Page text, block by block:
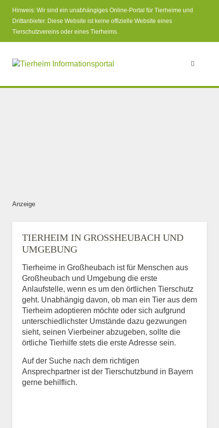
Hinweis: Wir sind ein unabhängiges Online-Portal für Tierheime und
Drittanbieter. Diese Website ist keine offizielle Website eines
Tierschutzvereins oder eines Tierheims.
Anzeige
TIERHEIM IN GROSSHEUBACH UND U
MGEBUNG
Tierheime in Großheubach ist für Menschen aus
Großheubach und Umgebung die erste
Anlaufstelle, wenn es um den örtlichen Tierschutz
geht. Unabhängig davon, ob man ein Tier aus dem
Tierheim adoptieren möchte oder sich aufgrund
unterschiedlichster Umstände dazu gezwungen
sieht, seinen Vierbeiner abzugeben, sollte die
örtliche Tierhilfe stets die erste Adresse sein.
Auf der Suche nach dem richtigen
Ansprechpartner ist der Tierschutzbund in Bayern
gerne behilflich.